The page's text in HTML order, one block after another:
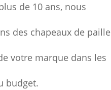
de 10 ans, nous
des chapeaux de paille
votre marque dans les
budget.